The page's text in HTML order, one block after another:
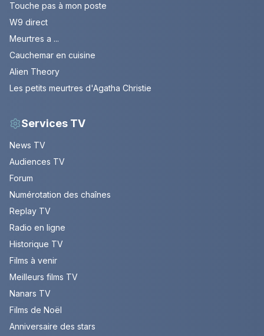
Touche pas à mon poste
W9 direct
Meurtres a ...
Cauchemar en cuisine
Alien Theory
Les petits meurtres d'Agatha Christie
Services TV
News TV
Audiences TV
Forum
Numérotation des chaînes
Replay TV
Radio en ligne
Historique TV
Films à venir
Meilleurs films TV
Nanars TV
Films de Noël
Anniversaire des stars